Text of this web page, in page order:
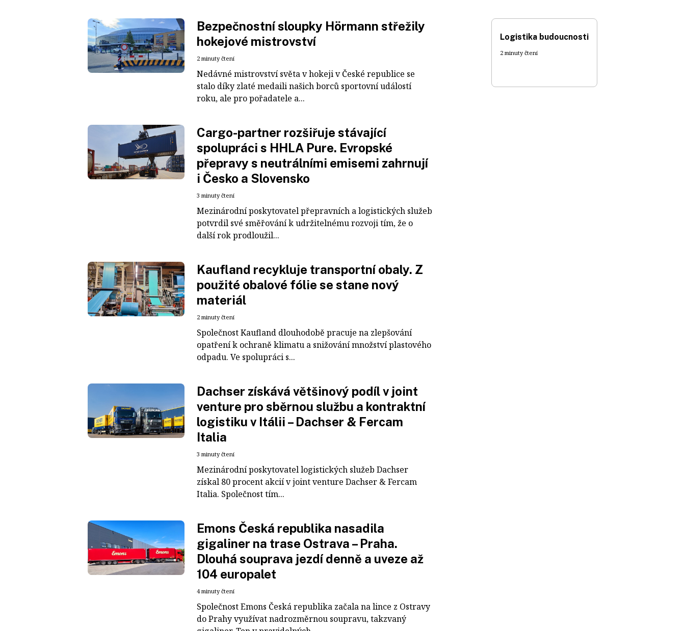
Bezpečnostní sloupky Hörmann střežily
hokejové mistrovství
2 minuty čtení
Nedávné mistrovství světa v hokeji v České republice se
stalo díky zlaté medaili našich borců sportovní událostí
roku, ale pro pořadatele a...
Cargo-partner rozšiřuje stávající
spolupráci s HHLA Pure. Evropské
přepravy s neutrálními emisemi zahrnují
i Česko a Slovensko
3 minuty čtení
Mezinárodní poskytovatel přepravních a logistických služeb
potvrdil své směřování k udržitelnému rozvoji tím, že o
další rok prodloužil...
Kaufland recykluje transportní obaly. Z
použité obalové fólie se stane nový
materiál
2 minuty čtení
Společnost Kaufland dlouhodobě pracuje na zlepšování
opatření k ochraně klimatu a snižování množství plastového
odpadu. Ve spolupráci s...
Dachser získává většinový podíl v joint
venture pro sběrnou službu a kontraktní
logistiku v Itálii – Dachser & Fercam
Italia
3 minuty čtení
Mezinárodní poskytovatel logistických služeb Dachser
získal 80 procent akcií v joint venture Dachser & Fercam
Italia. Společnost tím...
Emons Česká republika nasadila
gigaliner na trase Ostrava – Praha.
Dlouhá souprava jezdí denně a uveze až
104 europalet
4 minuty čtení
Společnost Emons Česká republika začala na lince z Ostravy
do Prahy využívat nadrozměrnou soupravu, takzvaný
Logistika budoucnosti
2 minuty čtení